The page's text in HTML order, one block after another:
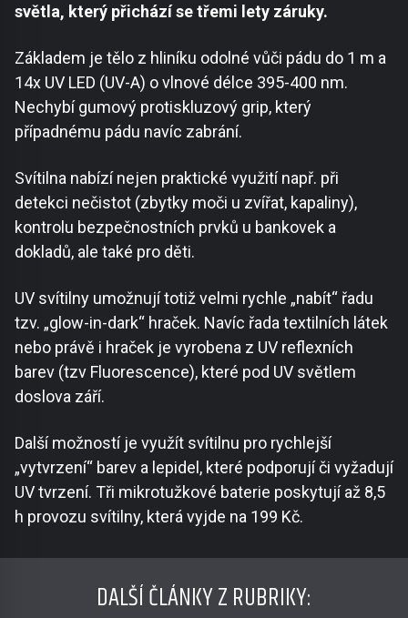
světla, který přichází se třemi lety záruky.
Základem je tělo z hliníku odolné vůči pádu do 1 m a
14x UV LED (UV-A) o vlnové délce 395-400 nm.
Nechybí gumový protiskluzový grip, který
případnému pádu navíc zabrání.
Svítilna nabízí nejen praktické využití např. při
detekci nečistot (zbytky moči u zvířat, kapaliny),
kontrolu bezpečnostních prvků u bankovek a
dokladů, ale také pro děti.
UV svítilny umožnují totiž velmi rychle „nabít“ řadu
tzv. „glow-in-dark“ hraček. Navíc řada textilních látek
nebo právě i hraček je vyrobena z UV reflexních
barev (tzv Fluorescence), které pod UV světlem
doslova září.
Další možností je využít svítilnu pro rychlejší
„vytvrzení“ barev a lepidel, které podporují či vyžadují
UV tvrzení. Tři mikrotužkové baterie poskytují až 8,5
h provozu svítilny, která vyjde na 199 Kč.
DALŠÍ ČLÁNKY Z RUBRIKY: